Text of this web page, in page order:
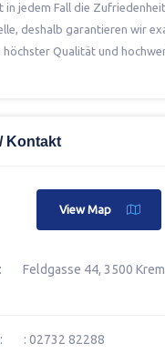
in jedem Fall die
deshalb garantieren wir
höchster Qualität und
Kontakt
View Map
Feldgasse 44, 3500
: 02732 82288